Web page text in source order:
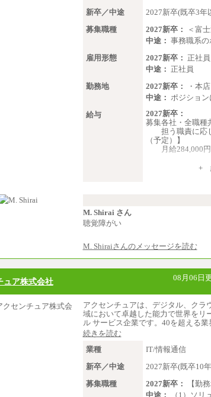
新卒／中途
2027新卒(既卒3年
募集職種
2027新卒：
＜富
中途： 事務職系
雇用形態
2027新卒： 正社員
中途： 正社員
勤務地
2027新卒：
・本
中途： ポジショ
給与
2027新卒：
募集各社・全職種
担う職責に応じ
（予定）】
月給284,000円
※入社後早期か
す。
※上記に加え、
した場合には、
※試用期間中も
ん。
中途：
月給21万円以上～
※試用期間中の給
※経験・能力を考
いたします。
+
M. Shirai さん
聴覚障がい
M. Shiraiさんのメッセージを読む
ュア株式会社 08月06日
アクセンチュアは、デジタル、クラ
域において卓越した能力で世界をリ
ル サービス企業です。40を超える
続きを読む
業種
IT/情報通信
新卒／中途
2027新卒(既卒10
募集職種
2027新卒：
【勤
中途：
（1）ソリ